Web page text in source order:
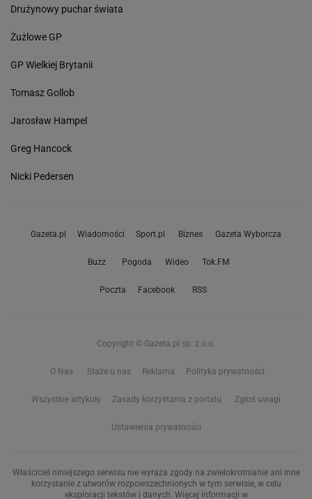
Drużynowy puchar świata
Żużlowe GP
GP Wielkiej Brytanii
Tomasz Gollob
Jarosław Hampel
Greg Hancock
Nicki Pedersen
Gazeta.pl Wiadomości Sport.pl Biznes Gazeta Wyborcza
Buzz Pogoda Wideo Tok.FM
Poczta Facebook RSS
Copyright © Gazeta.pl sp. z o.o.
O Nas Staże u nas Reklama Polityka prywatności
Wszystkie artykuły Zasady korzystania z portalu Zgłoś uwagi
Ustawienia prywatności
Właściciel niniejszego serwisu nie wyraża zgody na zwielokrotnianie ani inne
korzystanie z utworów rozpowszechnionych w tym serwisie, w celu
eksploracji tekstów i danych. Więcej informacji w